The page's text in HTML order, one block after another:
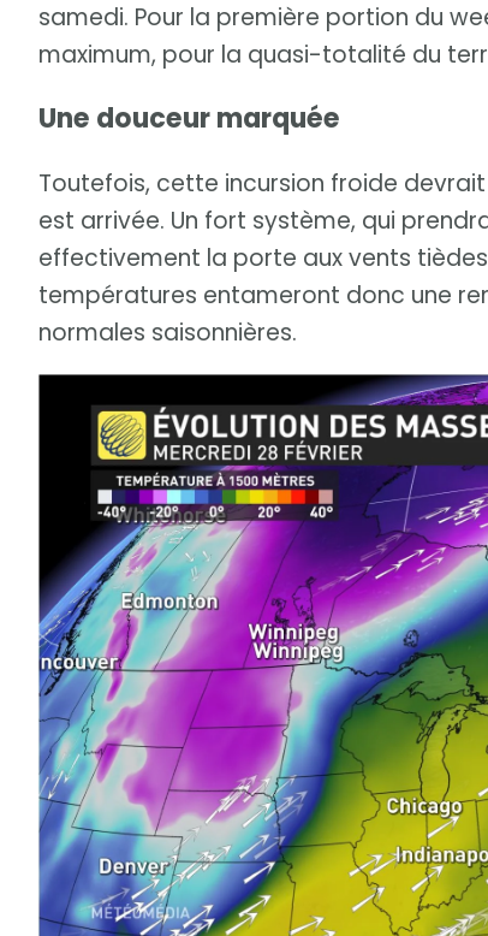
samedi. Pour la première portion du
maximum, pour la quasi-totalité du
Une douceur marquée
Toutefois, cette incursion froide
est arrivée. Un fort système, qui
effectivement la porte aux vents
températures entameront donc une
normales saisonnières.